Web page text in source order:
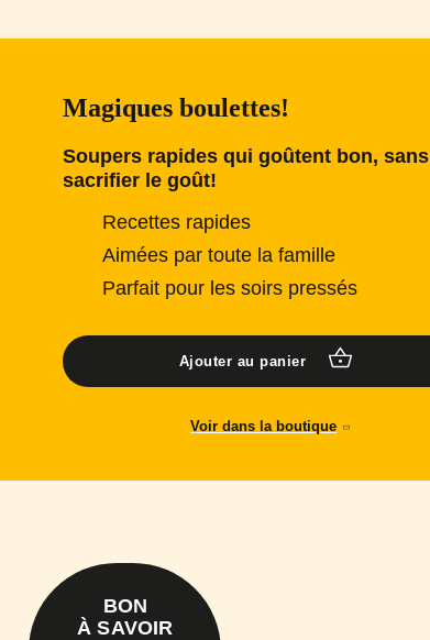
Magiques boulettes!
Soupers rapides qui goûtent bon, sans
sacrifier le goût!
Recettes rapides
Aimées par toute la famille
Parfait pour les soirs pressés
Ajouter au panier
Voir dans la boutique
BON
À SAVOIR